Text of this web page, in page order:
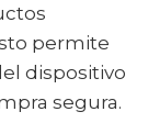
permite
dispositivo
segura.